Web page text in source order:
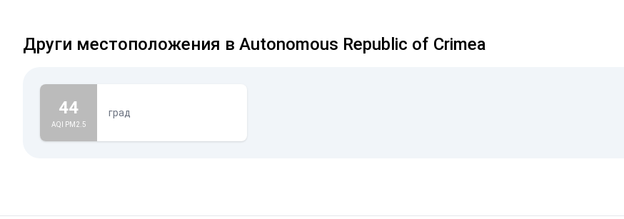
Други местоположения в Autonomous Republic of Crimea
44
AQI PM2.5
град